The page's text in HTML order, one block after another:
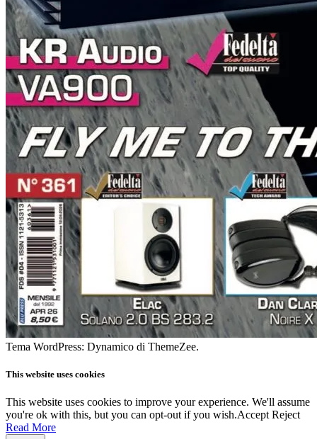
Tema WordPress: Dynamico di ThemeZee.
This website uses cookies
This website uses cookies to improve your experience. We'll assume
you're ok with this, but you can opt-out if you wish.Accept Reject
Read More